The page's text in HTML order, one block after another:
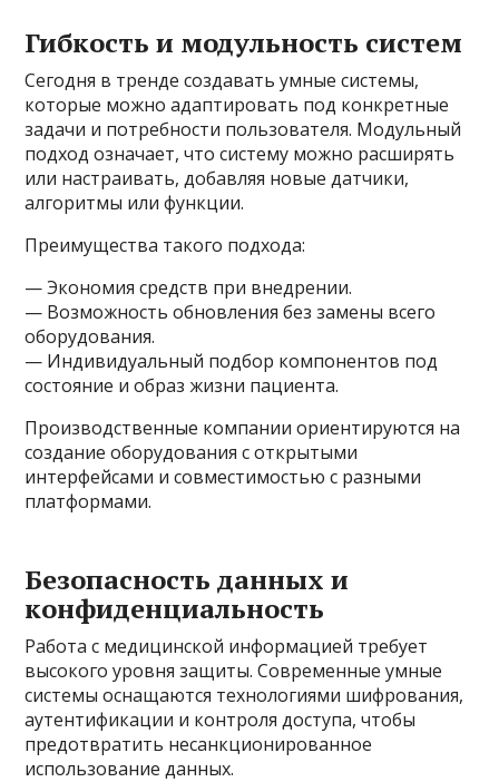
Гибкость и модульность систем
Сегодня в тренде создавать умные системы,
которые можно адаптировать под конкретные
задачи и потребности пользователя. Модульный
подход означает, что систему можно расширять
или настраивать, добавляя новые датчики,
алгоритмы или функции.
Преимущества такого подхода:
— Экономия средств при внедрении.
— Возможность обновления без замены всего
оборудования.
— Индивидуальный подбор компонентов под
состояние и образ жизни пациента.
Производственные компании ориентируются на
создание оборудования с открытыми
интерфейсами и совместимостью с разными
платформами.
Безопасность данных и
конфиденциальность
Работа с медицинской информацией требует
высокого уровня защиты. Современные умные
системы оснащаются технологиями шифрования,
аутентификации и контроля доступа, чтобы
предотвратить несанкционированное
использование данных.